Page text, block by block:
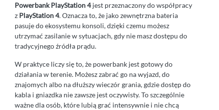
Powerbank PlayStation 4jest przeznaczony do współpracy
z PlayStation 4. Oznacza to, że jako zewnętrzna bateria
pasuje do ekosystemu konsoli, dzięki czemu możesz
utrzymać zasilanie w sytuacjach, gdy nie masz dostępu do
tradycyjnego źródła prądu.
W praktyce liczy się to, że powerbank jest gotowy do
działania w terenie. Możesz zabrać go na wyjazd, do
znajomych albo na dłuższy wieczór grania, gdzie dostęp do
kabla i gniazdka nie zawsze jest oczywisty. To szczególnie
ważne dla osób, które lubią grać intensywnie i nie chcą